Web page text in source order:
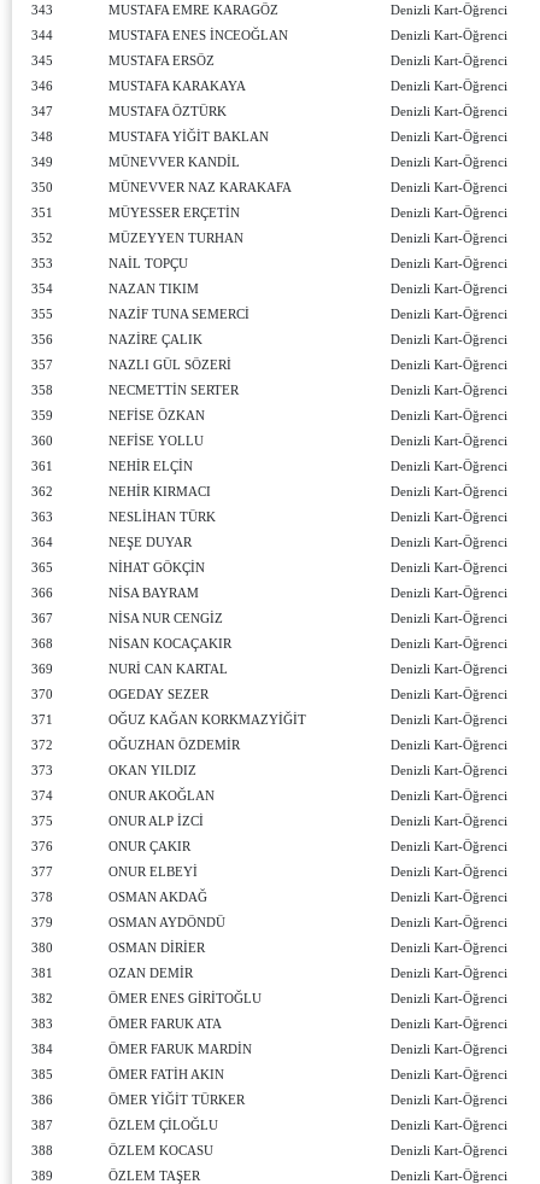
343
MUSTAFA EMRE KARAGÖZ
Denizli Kart-Öğrenci
344
MUSTAFA ENES İNCEOĞLAN
Denizli Kart-Öğrenci
345
MUSTAFA ERSÖZ
Denizli Kart-Öğrenci
346
MUSTAFA KARAKAYA
Denizli Kart-Öğrenci
347
MUSTAFA ÖZTÜRK
Denizli Kart-Öğrenci
348
MUSTAFA YİĞİT BAKLAN
Denizli Kart-Öğrenci
349
MÜNEVVER KANDİL
Denizli Kart-Öğrenci
350
MÜNEVVER NAZ KARAKAFA
Denizli Kart-Öğrenci
351
MÜYESSER ERÇETİN
Denizli Kart-Öğrenci
352
MÜZEYYEN TURHAN
Denizli Kart-Öğrenci
353
NAİL TOPÇU
Denizli Kart-Öğrenci
354
NAZAN TIKIM
Denizli Kart-Öğrenci
355
NAZİF TUNA SEMERCİ
Denizli Kart-Öğrenci
356
NAZİRE ÇALIK
Denizli Kart-Öğrenci
357
NAZLI GÜL SÖZERİ
Denizli Kart-Öğrenci
358
NECMETTİN SERTER
Denizli Kart-Öğrenci
359
NEFİSE ÖZKAN
Denizli Kart-Öğrenci
360
NEFİSE YOLLU
Denizli Kart-Öğrenci
361
NEHİR ELÇİN
Denizli Kart-Öğrenci
362
NEHİR KIRMACI
Denizli Kart-Öğrenci
363
NESLİHAN TÜRK
Denizli Kart-Öğrenci
364
NEŞE DUYAR
Denizli Kart-Öğrenci
365
NİHAT GÖKÇİN
Denizli Kart-Öğrenci
366
NİSA BAYRAM
Denizli Kart-Öğrenci
367
NİSA NUR CENGİZ
Denizli Kart-Öğrenci
368
NİSAN KOCAÇAKIR
Denizli Kart-Öğrenci
369
NURİ CAN KARTAL
Denizli Kart-Öğrenci
370
OGEDAY SEZER
Denizli Kart-Öğrenci
371
OĞUZ KAĞAN KORKMAZYİĞİT
Denizli Kart-Öğrenci
372
OĞUZHAN ÖZDEMİR
Denizli Kart-Öğrenci
373
OKAN YILDIZ
Denizli Kart-Öğrenci
374
ONUR AKOĞLAN
Denizli Kart-Öğrenci
375
ONUR ALP İZCİ
Denizli Kart-Öğrenci
376
ONUR ÇAKIR
Denizli Kart-Öğrenci
377
ONUR ELBEYİ
Denizli Kart-Öğrenci
378
OSMAN AKDAĞ
Denizli Kart-Öğrenci
379
OSMAN AYDÖNDÜ
Denizli Kart-Öğrenci
380
OSMAN DİRİER
Denizli Kart-Öğrenci
381
OZAN DEMİR
Denizli Kart-Öğrenci
382
ÖMER ENES GİRİTOĞLU
Denizli Kart-Öğrenci
383
ÖMER FARUK ATA
Denizli Kart-Öğrenci
384
ÖMER FARUK MARDİN
Denizli Kart-Öğrenci
385
ÖMER FATİH AKIN
Denizli Kart-Öğrenci
386
ÖMER YİĞİT TÜRKER
Denizli Kart-Öğrenci
387
ÖZLEM ÇİLOĞLU
Denizli Kart-Öğrenci
388
ÖZLEM KOCASU
Denizli Kart-Öğrenci
389
ÖZLEM TAŞER
Denizli Kart-Öğrenci